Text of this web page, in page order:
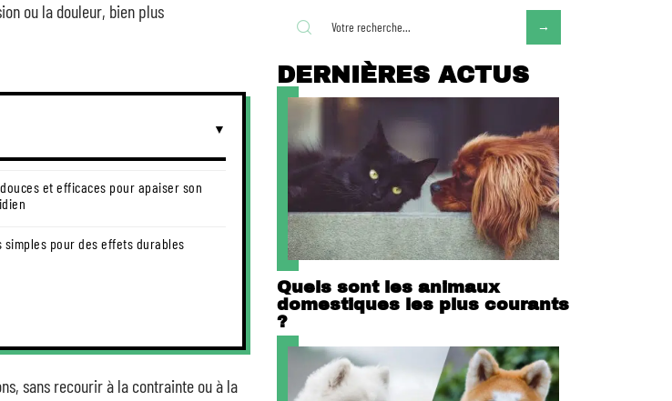
ou la douleur, bien plus
et efficaces pour apaiser son
simples pour des effets durables
sans recourir à la contrainte ou à la
DERNIÈRES ACTUS
Quels sont les animaux
domestiques les plus courants
?